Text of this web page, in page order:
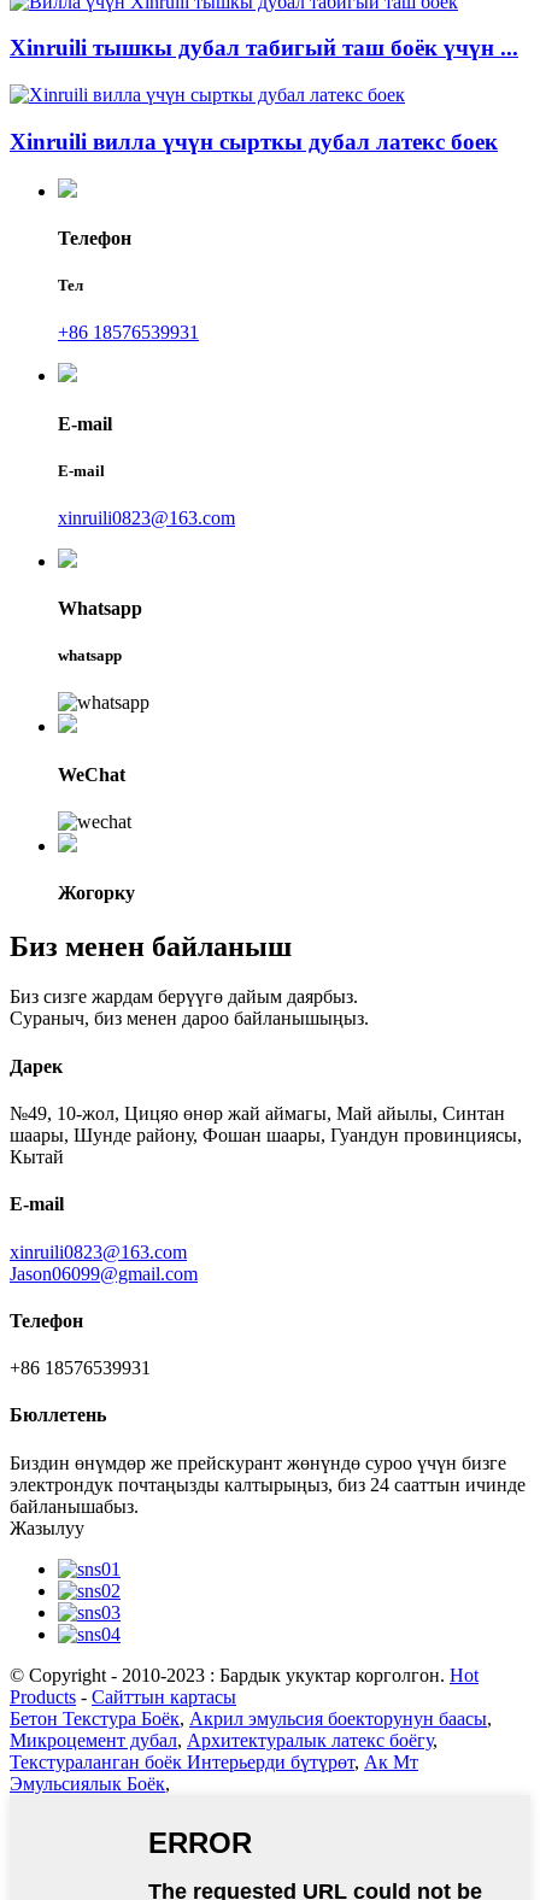
Xinruili тышкы дубал табигый таш боёк үчүн ...
Xinruili вилла үчүн сырткы дубал латекс боек
Телефон
Тел
+86 18576539931
E-mail
E-mail
xinruili0823@163.com
Whatsapp
whatsapp
WeChat
Жогорку
Биз менен байланыш
Биз сизге жардам берүүгө дайым даярбыз.
Сураныч, биз менен дароо байланышыңыз.
Дарек
№49, 10-жол, Цицяо өнөр жай аймагы, Май айылы, Синтан
шаары, Шунде району, Фошан шаары, Гуандун провинциясы,
Кытай
E-mail
xinruili0823@163.com
Jason06099@gmail.com
Телефон
+86 18576539931
Бюллетень
Биздин өнүмдөр же прейскурант жөнүндө суроо үчүн бизге
электрондук почтаңызды калтырыңыз, биз 24 сааттын ичинде
байланышабыз.
Жазылуу
© Copyright - 2010-2023 : Бардык укуктар корголгон. Hot
Products - Сайттын картасы
Бетон Текстура Боёк, Акрил эмульсия боекторунун баасы,
Микроцемент дубал, Архитектуралык латекс боёгу,
Текстураланган боёк Интерьерди бүтүрөт, Ак Мт
Эмульсиялык Боёк,